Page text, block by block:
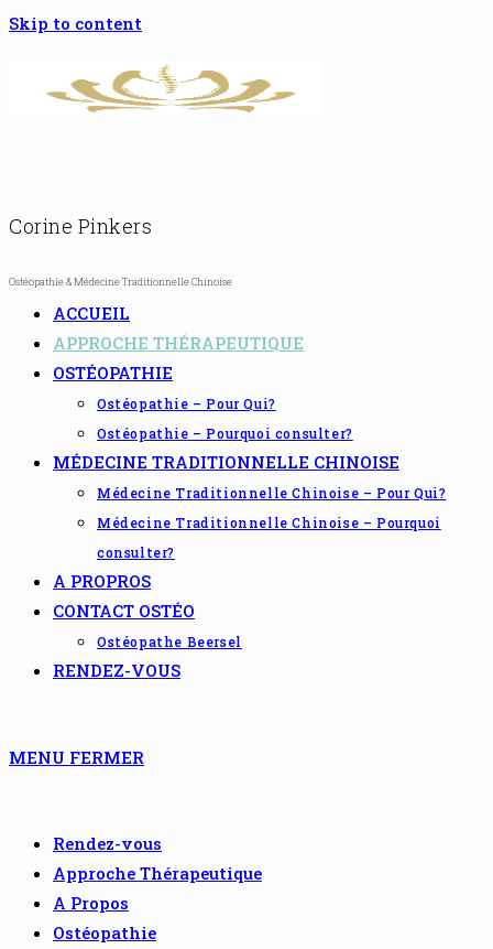
Skip to content
Corine Pinkers
Ostéopathie & Médecine Traditionnelle Chinoise
ACCUEIL
APPROCHE THÉRAPEUTIQUE
OSTÉOPATHIE
Ostéopathie – Pour Qui?
Ostéopathie – Pourquoi consulter?
MÉDECINE TRADITIONNELLE CHINOISE
Médecine Traditionnelle Chinoise – Pour Qui?
Médecine Traditionnelle Chinoise – Pourquoi
consulter?
A PROPROS
CONTACT OSTÉO
Ostéopathe Beersel
RENDEZ-VOUS
MENU FERMER
Rendez-vous
Approche Thérapeutique
A Propos
Ostéopathie